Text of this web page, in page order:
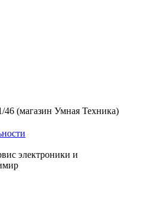
46 (магазин Умная Техника)
электроники и